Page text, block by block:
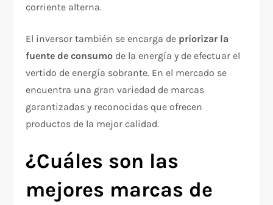
corriente alterna.
El inversor también se encarga de priorizar la
fuente de consumo de la energía y de efectuar el
vertido de energía sobrante. En el mercado se
encuentra una gran variedad de marcas
garantizadas y reconocidas que ofrecen
productos de la mejor calidad.
¿Cuáles son las
mejores marcas de